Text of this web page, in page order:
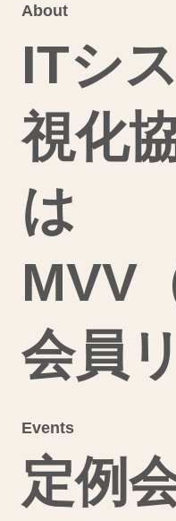
About
ITシ
視化
は
MVV
会員
Events
定例